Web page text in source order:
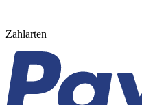
Zahlarten